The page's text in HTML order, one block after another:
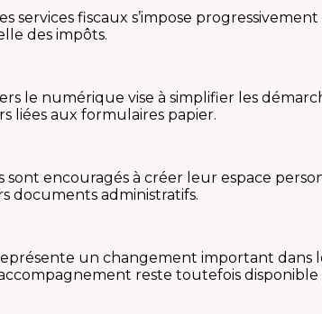
services fiscaux s’impose
des impôts.
le numérique vise à simplifier les
liées aux formulaires papier.
sont encouragés à créer leur espace
documents administratifs.
un changement important dans
reste toutefois